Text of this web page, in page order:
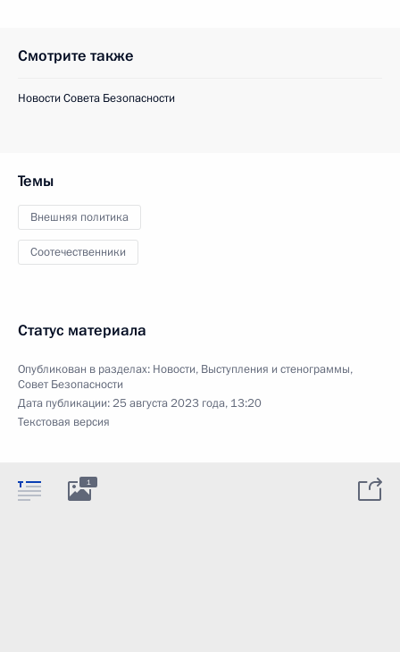
Смотрите также
Новости Совета Безопасности
Темы
Внешняя политика
Соотечественники
Статус материала
Опубликован в разделах: Новости, Выступления и стенограммы,
Совет Безопасности
Дата публикации:25 августа 2023 года, 13:20
Текстовая версия
1